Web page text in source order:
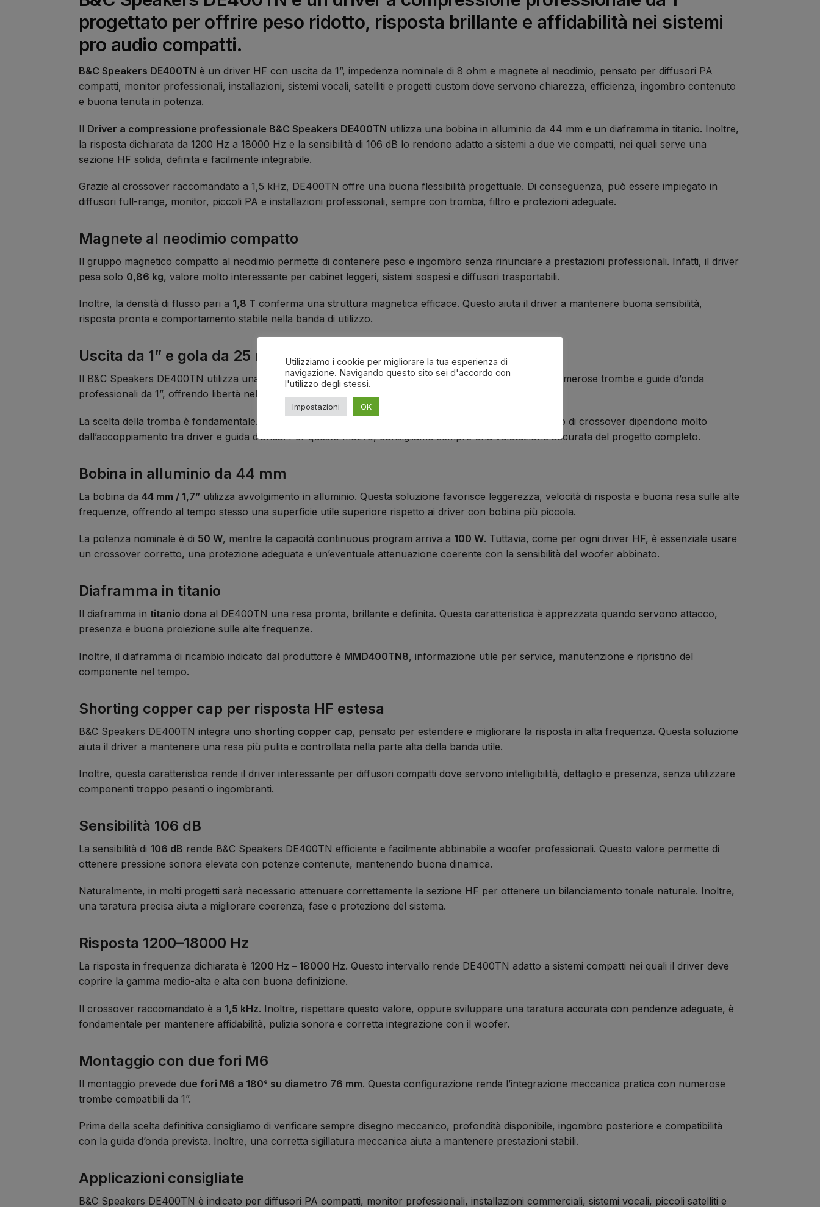
progettato per offrire peso ridotto, risposta brillante e affidabilità nei sistemi
pro audio compatti.
B&C Speakers DE400TN è un driver HF con uscita da 1”, impedenza nominale di 8 ohm e magnete al neodimio, pensato per diffusori PA
compatti, monitor professionali, installazioni, sistemi vocali, satelliti e progetti custom dove servono chiarezza, efficienza, ingombro contenuto
e buona tenuta in potenza.
Il Driver a compressione professionale B&C Speakers DE400TN utilizza una bobina in alluminio da 44 mm e un diaframma in titanio. Inoltre,
la risposta dichiarata da 1200 Hz a 18000 Hz e la sensibilità di 106 dB lo rendono adatto a sistemi a due vie compatti, nei quali serve una
sezione HF solida, definita e facilmente integrabile.
Grazie al crossover raccomandato a 1,5 kHz, DE400TN offre una buona flessibilità progettuale. Di conseguenza, può essere impiegato in
diffusori full-range, monitor, piccoli PA e installazioni professionali, sempre con tromba, filtro e protezioni adeguate.
Magnete al neodimio compatto
Il gruppo magnetico compatto al neodimio permette di contenere peso e ingombro senza rinunciare a prestazioni professionali. Infatti, il driver
pesa solo 0,86 kg, valore molto interessante per cabinet leggeri, sistemi sospesi e diffusori trasportabili.
Inoltre, la densità di flusso pari a 1,8 T conferma una struttura magnetica efficace. Questo aiuta il driver a mantenere buona sensibilità,
risposta pronta e comportamento stabile nella banda di utilizzo.
Uscita da 1” e gola da 25 mm
Il B&C Speakers DE400TN utilizza una gola da25 mm / 1”. Questo standard lo rende compatibile con numerose trombe e guide d’onda
professionali da 1”, offrendo libertà nella progettazione del diffusore.
La scelta della tromba è fondamentale. Infatti, dispersione, carico acustico, risposta in frequenza e punto di crossover dipendono molto
dall’accoppiamento tra driver e guida d’onda. Per questo motivo, consigliamo sempre una valutazione accurata del progetto completo.
Bobina in alluminio da 44 mm
La bobina da 44 mm / 1,7”utilizza avvolgimento in alluminio. Questa soluzione favorisce leggerezza, velocità di risposta e buona resa sulle alte
frequenze, offrendo al tempo stesso una superficie utile superiore rispetto ai driver con bobina più piccola.
La potenza nominale è di 50 W, mentre la capacità continuous program arriva a 100 W. Tuttavia, come per ogni driver HF, è essenziale usare
un crossover corretto, una protezione adeguata e un’eventuale attenuazione coerente con la sensibilità del woofer abbinato.
Diaframma in titanio
Il diaframma in titanio dona al DE400TN una resa pronta, brillante e definita. Questa caratteristica è apprezzata quando servono attacco,
presenza e buona proiezione sulle alte frequenze.
Inoltre, il diaframma di ricambio indicato dal produttore è MMD400TN8, informazione utile per service, manutenzione e ripristino del
componente nel tempo.
Shorting copper cap per risposta HF estesa
B&C Speakers DE400TN integra uno shorting copper cap, pensato per estendere e migliorare la risposta in alta frequenza. Questa soluzione
aiuta il driver a mantenere una resa più pulita e controllata nella parte alta della banda utile.
Inoltre, questa caratteristica rende il driver interessante per diffusori compatti dove servono intelligibilità, dettaglio e presenza, senza utilizzare
componenti troppo pesanti o ingombranti.
Sensibilità 106 dB
La sensibilità di 106 dB rende B&C Speakers DE400TN efficiente e facilmente abbinabile a woofer professionali. Questo valore permette di
ottenere pressione sonora elevata con potenze contenute, mantenendo buona dinamica.
Naturalmente, in molti progetti sarà necessario attenuare correttamente la sezione HF per ottenere un bilanciamento tonale naturale. Inoltre,
una taratura precisa aiuta a migliorare coerenza, fase e protezione del sistema.
Risposta 1200–18000 Hz
La risposta in frequenza dichiarata è 1200 Hz – 18000 Hz. Questo intervallo rende DE400TN adatto a sistemi compatti nei quali il driver deve
coprire la gamma medio-alta e alta con buona definizione.
Il crossover raccomandato è a 1,5 kHz. Inoltre, rispettare questo valore, oppure sviluppare una taratura accurata con pendenze adeguate, è
fondamentale per mantenere affidabilità, pulizia sonora e corretta integrazione con il woofer.
Montaggio con due fori M6
Il montaggio prevede due fori M6 a 180° su diametro 76 mm. Questa configurazione rende l’integrazione meccanica pratica con numerose
trombe compatibili da 1”.
Prima della scelta definitiva consigliamo di verificare sempre disegno meccanico, profondità disponibile, ingombro posteriore e compatibilità
con la guida d’onda prevista. Inoltre, una corretta sigillatura meccanica aiuta a mantenere prestazioni stabili.
Applicazioni consigliate
B&C Speakers DE400TN è indicato per diffusori PA compatti, monitor professionali, installazioni commerciali, sistemi vocali, piccoli satelliti e
Utilizziamo i cookie per migliorare la tua esperienza di
navigazione. Navigando questo sito sei d'accordo con
l'utilizzo degli stessi.
Impostazioni OK